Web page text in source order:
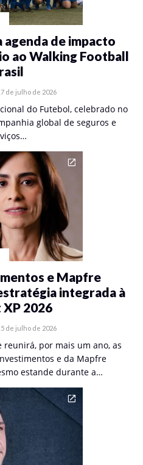
de impacto
ao Walking Football
de julho de 2026
do Futebol, celebrado no
global de seguros e
e Mapfre
integrada à
2026
de julho de 2026
por mais um ano, as
e da Mapfre
estande durante a…